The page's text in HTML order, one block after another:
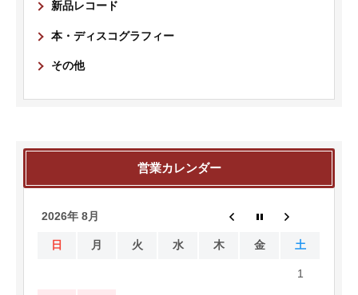
新品レコード
本・ディスコグラフィー
その他
営業カレンダー
2026年 8月
日 月 火 水 木 金 土
1